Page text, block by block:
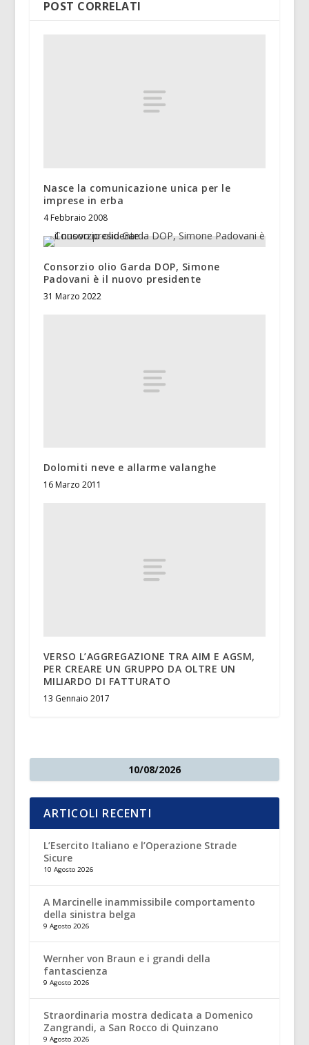
POST CORRELATI
Nasce la comunicazione unica per le
imprese in erba
4 Febbraio 2008
Consorzio olio Garda DOP, Simone
Padovani è il nuovo presidente
31 Marzo 2022
Dolomiti neve e allarme valanghe
16 Marzo 2011
VERSO L’AGGREGAZIONE TRA AIM E AGSM,
PER CREARE UN GRUPPO DA OLTRE UN
MILIARDO DI FATTURATO
13 Gennaio 2017
10/08/2026
ARTICOLI RECENTI
L’Esercito Italiano e l’Operazione Strade
Sicure
10 Agosto 2026
A Marcinelle inammissibile comportamento
della sinistra belga
9 Agosto 2026
Wernher von Braun e i grandi della
fantascienza
9 Agosto 2026
Straordinaria mostra dedicata a Domenico
Zangrandi, a San Rocco di Quinzano
9 Agosto 2026